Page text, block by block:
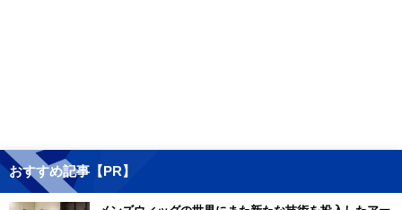
おすすめ記事【PR】